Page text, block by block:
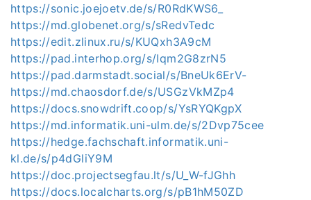
https://sonic.joejoetv.de/s/R0RdKWS6_
https://md.globenet.org/s/sRedvTedc
https://edit.zlinux.ru/s/KUQxh3A9cM
https://pad.interhop.org/s/Iqm2G8zrN5
https://pad.darmstadt.social/s/BneUk6ErV-
https://md.chaosdorf.de/s/USGzVkMZp4
https://docs.snowdrift.coop/s/YsRYQKgpX
https://md.informatik.uni-ulm.de/s/2Dvp75cee
https://hedge.fachschaft.informatik.uni-
kl.de/s/p4dGliY9M
https://doc.projectsegfau.lt/s/U_W-fJGhh
https://docs.localcharts.org/s/pB1hM50ZD